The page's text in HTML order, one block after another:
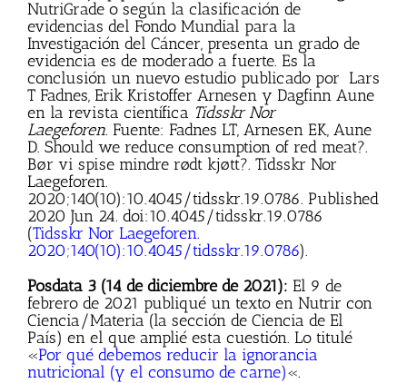
NutriGrade o según la clasificación de
evidencias del Fondo Mundial para la
Investigación del Cáncer, presenta un grado de
evidencia es de moderado a fuerte. Es la
conclusión un nuevo estudio publicado por Lars
T Fadnes, Erik Kristoffer Arnesen y Dagfinn Aune
en la revista científica Tidsskr Nor
Laegeforen. Fuente: Fadnes LT, Arnesen EK, Aune
D. Should we reduce consumption of red meat?.
Bør vi spise mindre rødt kjøtt?. Tidsskr Nor
Laegeforen.
2020;140(10):10.4045/tidsskr.19.0786. Published
2020 Jun 24. doi:10.4045/tidsskr.19.0786
(Tidsskr Nor Laegeforen.
2020;140(10):10.4045/tidsskr.19.0786).
Posdata 3 (14 de diciembre de 2021): El 9 de
febrero de 2021 publiqué un texto en Nutrir con
Ciencia/Materia (la sección de Ciencia de El
País) en el que amplié esta cuestión. Lo titulé
«Por qué debemos reducir la ignorancia
nutricional (y el consumo de carne)«.